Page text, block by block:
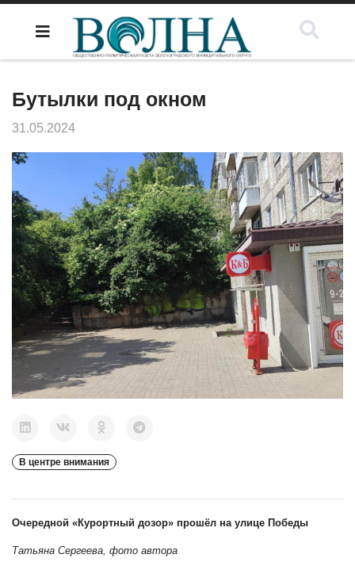
Бутылки под окном
31.05.2024
В центре внимания
Очередной «Курортный дозор» прошёл на улице Победы
Татьяна Сергеева, фото автора